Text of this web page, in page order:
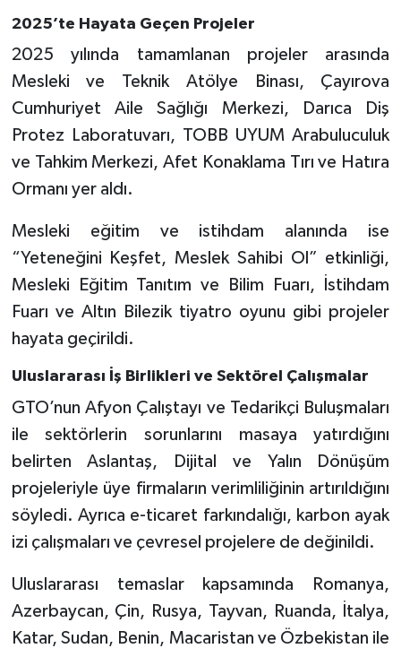
2025’te Hayata Geçen Projeler
2025 yılında tamamlanan projeler arasında
Mesleki ve Teknik Atölye Binası, Çayırova
Cumhuriyet Aile Sağlığı Merkezi, Darıca Diş
Protez Laboratuvarı, TOBB UYUM Arabuluculuk
ve Tahkim Merkezi, Afet Konaklama Tırı ve Hatıra
Ormanı yer aldı.
Mesleki eğitim ve istihdam alanında ise
“Yeteneğini Keşfet, Meslek Sahibi Ol” etkinliği,
Mesleki Eğitim Tanıtım ve Bilim Fuarı, İstihdam
Fuarı ve Altın Bilezik tiyatro oyunu gibi projeler
hayata geçirildi.
Uluslararası İş Birlikleri ve Sektörel Çalışmalar
GTO’nun Afyon Çalıştayı ve Tedarikçi Buluşmaları
ile sektörlerin sorunlarını masaya yatırdığını
belirten Aslantaş, Dijital ve Yalın Dönüşüm
projeleriyle üye firmaların verimliliğinin artırıldığını
söyledi. Ayrıca e-ticaret farkındalığı, karbon ayak
izi çalışmaları ve çevresel projelere de değinildi.
Uluslararası temaslar kapsamında Romanya,
Azerbaycan, Çin, Rusya, Tayvan, Ruanda, İtalya,
Katar, Sudan, Benin, Macaristan ve Özbekistan ile